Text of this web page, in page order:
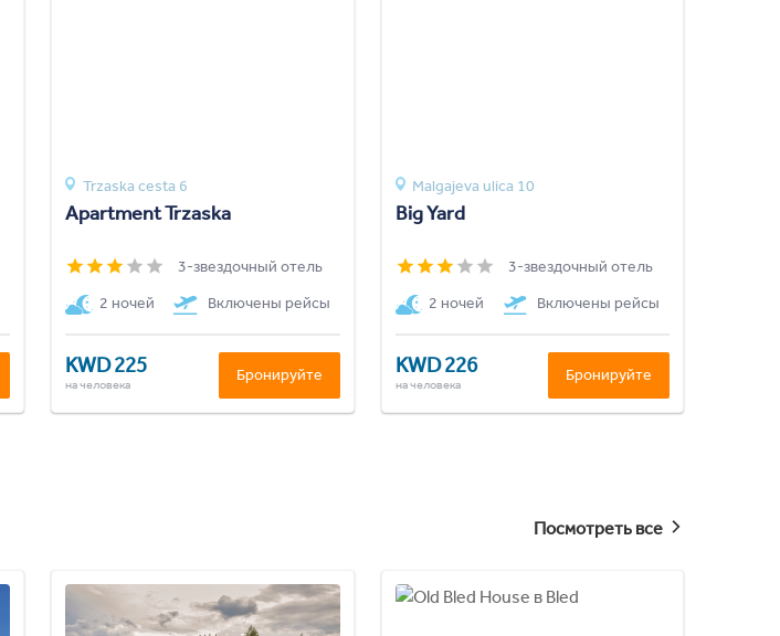
Trzaska cesta 6
Apartment Trzaska
3-звездочный отель
2 ночей
Включены рейсы
KWD 225
на человека
Бронируйте
Malgajeva ulica 10
Big Yard
3-звездочный отель
2 ночей
Включены рейсы
KWD 226
на человека
Бронируйте
Посмотреть все